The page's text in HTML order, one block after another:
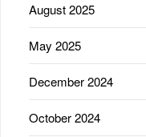
August 2025
May 2025
December 2024
October 2024